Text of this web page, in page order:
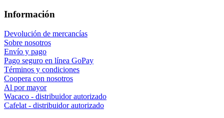
Información
Devolución de mercancías
Sobre nosotros
Envío y pago
Pago seguro en línea GoPay
Términos y condiciones
Coopera con nosotros
Al por mayor
Wacaco - distribuidor autorizado
Cafelat - distribuidor autorizado